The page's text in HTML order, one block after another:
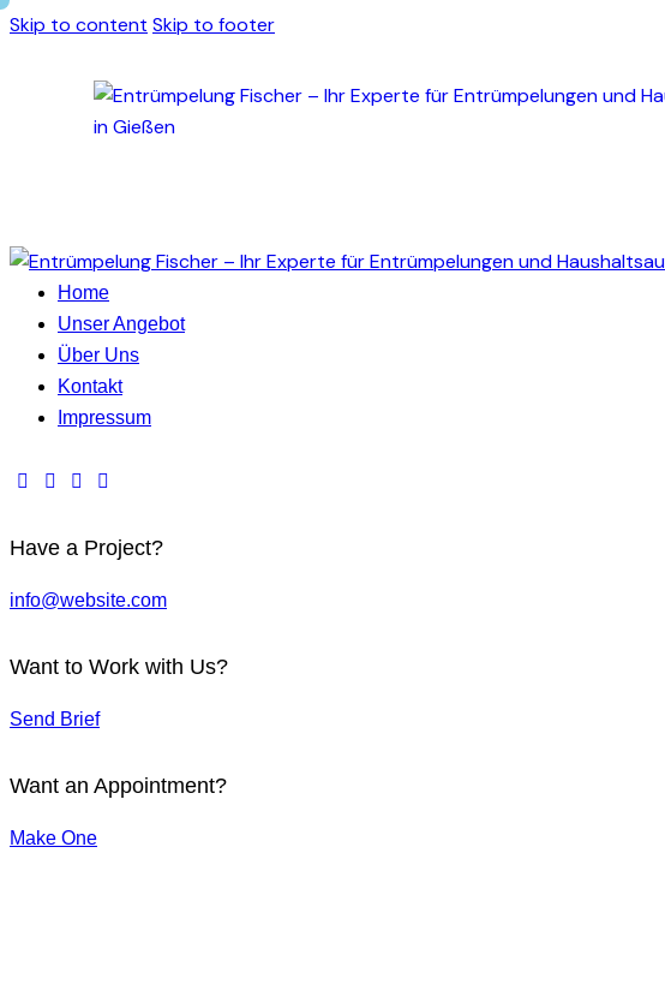
Skip to content Skip to footer
Home
Unser Angebot
Über Uns
Kontakt
Impressum
Have a Project?
info@website.com
Want to Work with Us?
Send Brief
Want an Appointment?
Make One